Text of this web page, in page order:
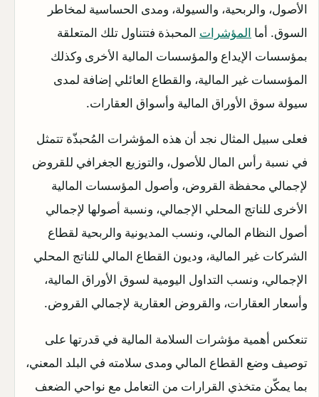
الأصول، والربحية، والسيولة، ومدى الحساسية لمخاطر
السوق. أما المؤشرات المحبذة فتتناول تلك المتعلقة
بمؤسسات الإيداع والمؤسسات المالية الأخرى وكذلك
المؤسسات غير المالية، والقطاع العائلي إضافة لمدى
سيولة سوق الأوراق المالية وأسواق العقارات.
فعلى سبيل المثال نجد أن هذه المؤشرات المُحبذّة تتمثل
في نسبة رأس المال للأصول، والتوزيع الجغرافي للقروض
لإجمالي محفظة القروض، وأصول المؤسسات المالية
الأخرى للناتج المحلي الإجمالي، ونسبة أصولها لإجمالي
أصول النظام المالي، ونسب المديونية والربحية لقطاع
الشركات غير المالية، وديون القطاع المالي للناتج المحلي
الإجمالي، ونسب التداول اليومية لسوق الأوراق المالية،
وأسعار العقارات، والقروض العقارية لإجمالي القروض.
تنعكس أهمية مؤشرات السلامة المالية في قدرتها على
توصيف وضع القطاع المالي ومدى سلامته في البلد المعني،
بما يمكّن متخذي القرارات من التعامل مع نواحي الضعف